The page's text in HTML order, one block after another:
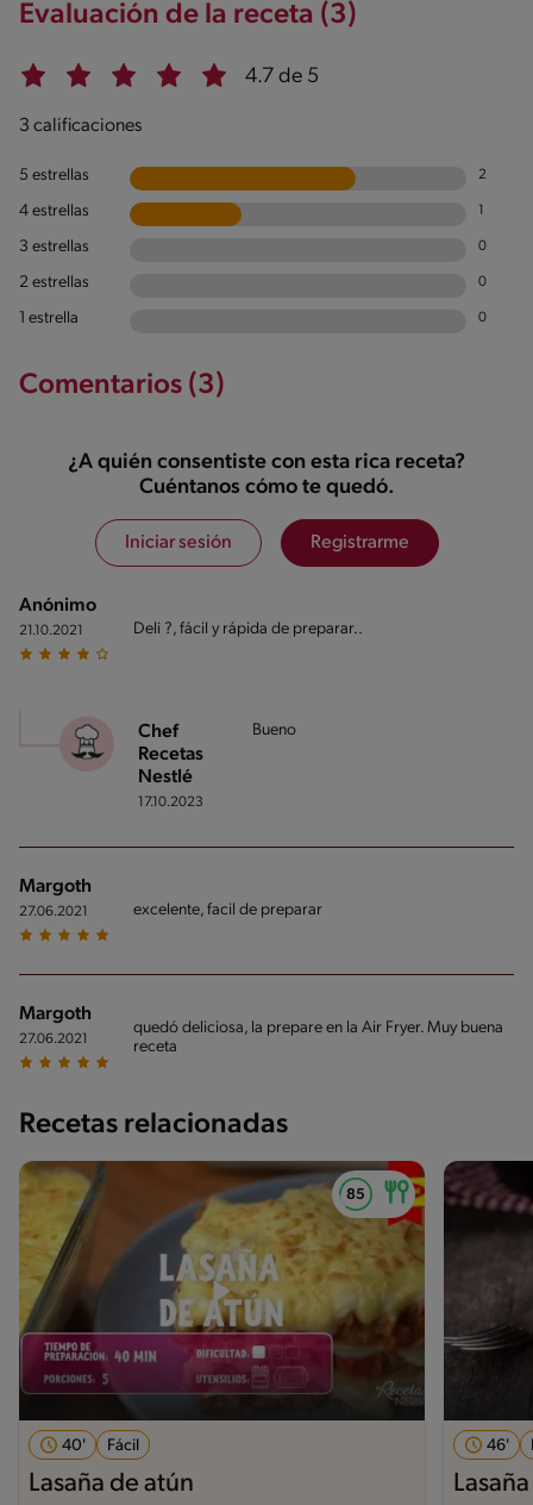
Evaluación de la receta (3)
4.7 de 5
3 calificaciones
5 estrellas 2
4 estrellas
3 estrellas 0
2 estrellas 0
1 estrella 0
Comentarios (3)
¿A quién consentiste con esta rica receta?
Cuéntanos cómo te quedó.
Iniciar sesión Registrarme
Anónimo
21.10.2021 Deli ?, fácil y rápida de preparar..
Chef
Recetas
Nestlé
17.10.2023
Bueno
Margoth
27.06.2021 excelente, facil de preparar
Margoth
27.06.2021
quedó deliciosa, la prepare en la Air Fryer. Muy buena
receta
Recetas relacionadas
40' Fácil
Lasaña de atún
46'